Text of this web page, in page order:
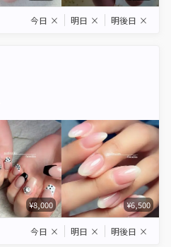
今日 × 明日 × 明後日 ×
¥8,000 ¥6,500
今日 × 明日 × 明後日 ×